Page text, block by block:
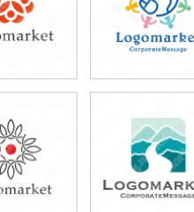
円
円)
49,800円
(税込54,780円)